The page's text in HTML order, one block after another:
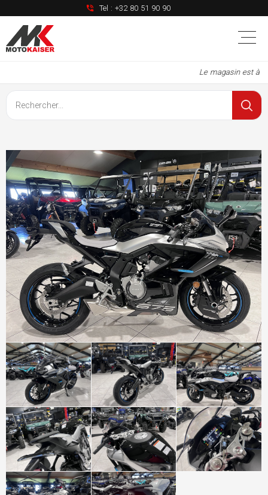
Tel : +32 80 51 90 90
Le magasin est à